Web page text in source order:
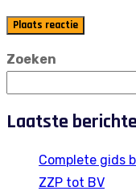
Plaats reactie
Zoeken
Laatste
Complete gids
ZZP tot BV